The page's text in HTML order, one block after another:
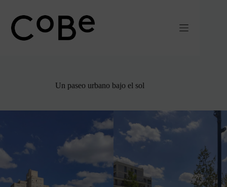
contenido
Un paseo urbano bajo el sol